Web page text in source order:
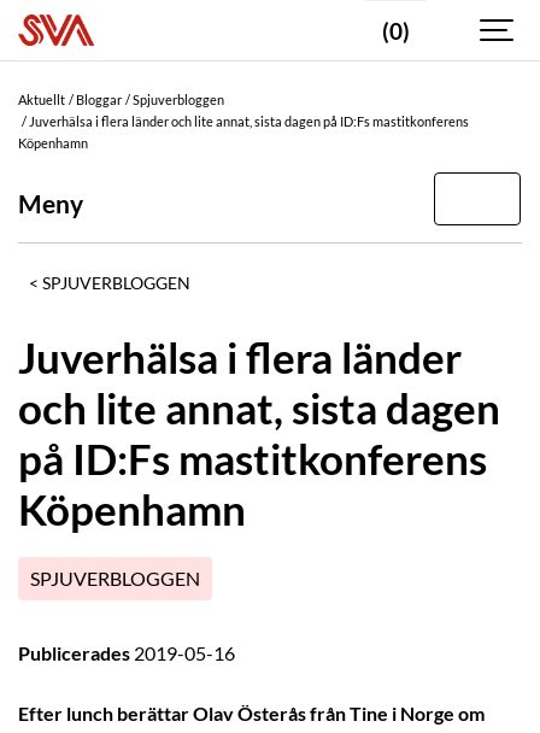
(0)
Aktuellt Bloggar
Spjuverbloggen
Juverhälsa i flera länder och lite annat, sista dagen på ID:Fs mastitkonferens
Köpenhamn
Meny
SPJUVERBLOGGEN
Juverhälsa i flera länder
och lite annat, sista dagen
på ID:Fs mastitkonferens
Köpenhamn
SPJUVERBLOGGEN
Publicerades 2019-05-16
Efter lunch berättar Olav Österås från Tine i Norge om